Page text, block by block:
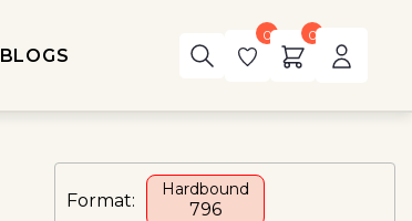
BLOGS
0 0
Format:
Hardbound
₹796